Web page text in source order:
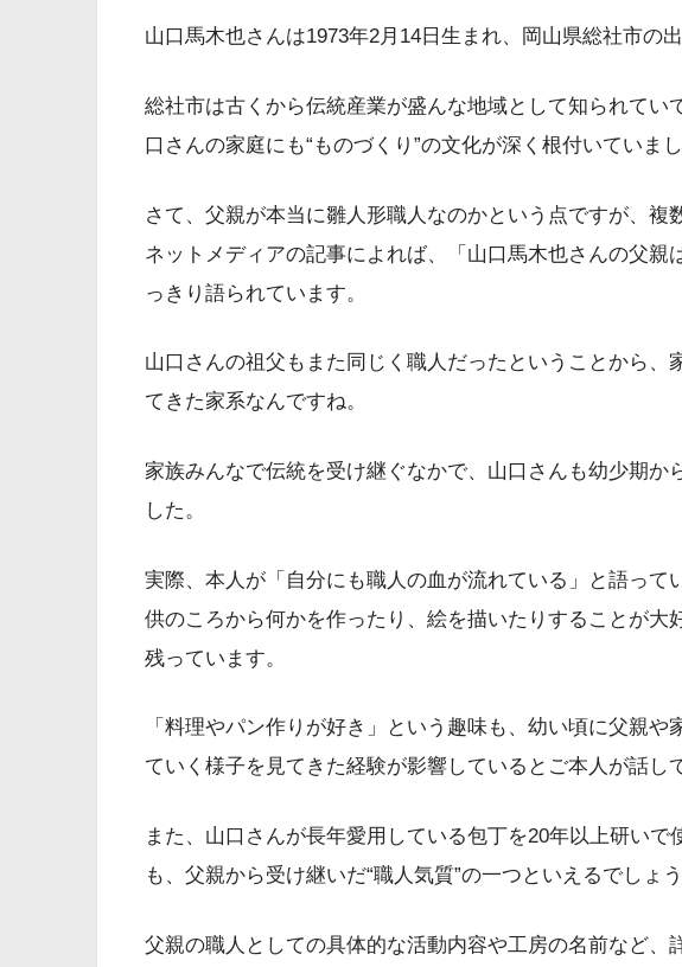
山口馬木也さんは1973年2月14日生まれ、岡山県総社市の出
総社市は古くから伝統産業が盛んな地域として知られてい
口さんの家庭にも“ものづくり”の文化が深く根付いていまし
さて、父親が本当に雛人形職人なのかという点ですが、複
ネットメディアの記事によれば、「山口馬木也さんの父親
っきり語られています。
山口さんの祖父もまた同じく職人だったということから、
てきた家系なんですね。
家族みんなで伝統を受け継ぐなかで、山口さんも幼少期か
した。
実際、本人が「自分にも職人の血が流れている」と語って
供のころから何かを作ったり、絵を描いたりすることが大
残っています。
「料理やパン作りが好き」という趣味も、幼い頃に父親
ていく様子を見てきた経験が影響しているとご本人が話し
また、山口さんが長年愛用している包丁を20年以上研いで
も、父親から受け継いだ“職人気質”の一つといえるでしょう
父親の職人としての具体的な活動内容や工房の名前など、